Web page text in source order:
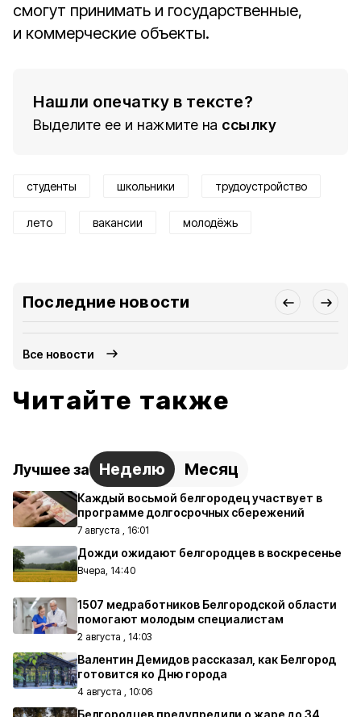
смогут принимать и государственные,
и коммерческие объекты.
Нашли опечатку в тексте?
Выделите ее и нажмите на ссылку
студенты школьники трудоустройство
лето вакансии молодёжь
Последние новости
Все новости
Читайте также
Лучшее за Неделю Месяц
Каждый восьмой белгородец участвует в
программе долгосрочных сбережений
7 августа , 16:01
Дожди ожидают белгородцев в воскресенье
Вчера, 14:40
1507 медработников Белгородской области
помогают молодым специалистам
2 августа , 14:03
Валентин Демидов рассказал, как Белгород
готовится ко Дню города
4 августа , 10:06
Белгородцев предупредили о жаре до 34